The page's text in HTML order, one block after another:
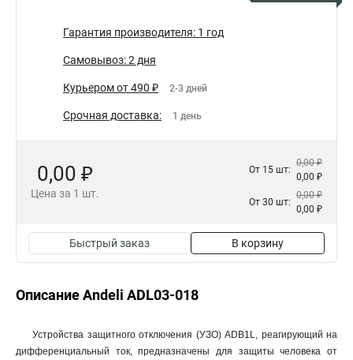
Гарантия производителя: 1 год
Самовывоз: 2 дня
Курьером от 490 ₽ 2-3 дней
Срочная доставка: 1 день
0,00 ₽
Цена за 1 шт.
От 15 шт:
0,00 ₽
0,00 ₽
От 30 шт:
0,00 ₽
0,00 ₽
Быстрый заказ В корзину
Описание Andeli ADL03-018
Устройства защитного отключения (УЗО) ADB1L, реагирующий на
дифференциальный ток, предназначены для защиты человека от